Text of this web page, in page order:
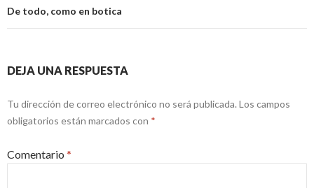
De todo, como en botica
DEJA UNA RESPUESTA
Tu dirección de correo electrónico no será publicada. Los campos
obligatorios están marcados con *
Comentario *